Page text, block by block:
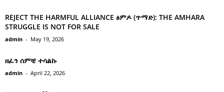
REJECT THE HARMFUL ALLIANCE ፅምዶ (ጥማድ): THE AMHARA
STRUGGLE IS NOT FOR SALE
admin - May 19, 2026
ዘፈን ሰምቼ ተሳልኩ
admin - April 22, 2026